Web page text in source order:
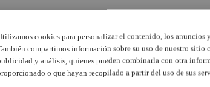
cookies para personalizar el contenido, los anuncios
compartimos información sobre su uso de nuestro sitio
y análisis, quienes pueden combinarla con otra
o que hayan recopilado a partir del uso de sus